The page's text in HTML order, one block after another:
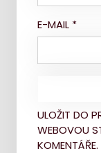
E-MAIL *
ULOŽIT DO
WEBOVOU
KOMENTÁŘE.